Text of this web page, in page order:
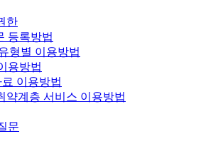
한
등록방법
형별 이용방법
용방법
이용방법
약계층 서비스 이용방법
문